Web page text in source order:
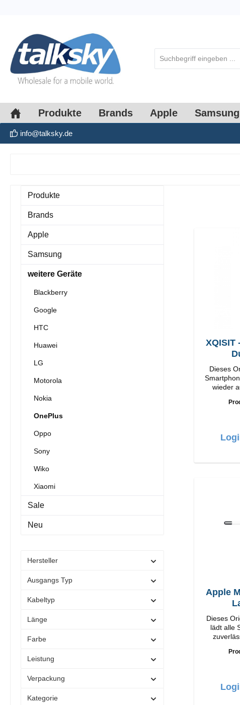
Produkte Brands Apple Samsung
info@talksky.de
Produkte
Brands
Apple
Samsung
weitere Geräte
Blackberry
Google
HTC
Huawei
LG
Motorola
Nokia
OnePlus
Oppo
Sony
Wiko
Xiaomi
Sale
Neu
Hersteller
Ausgangs Typ
Kabeltyp
Länge
Farbe
Leistung
Verpackung
Kategorie
XQISIT
Dieses
wieder auf.
Apple
Dieses
lädt alle
Verarbeitung